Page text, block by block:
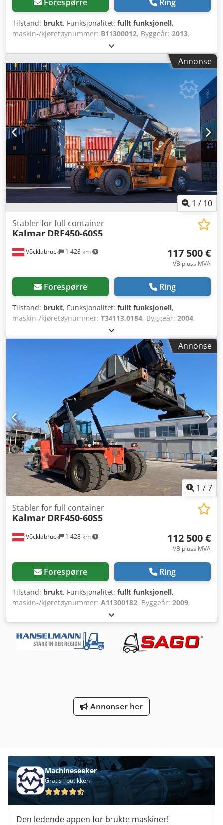
Forespørre Ring
Tilstand: brukt, Funksjonalitet: fullt funksjonell,
maskin-/kjøretøynummer: B11300012, Byggeår: 2013,
, lastekapasitet:
15 000 mm, drivstofftype:diesel, effekt:256 kW (348,06
hk), egenvekt:67 740 kg, drivtype:Diesel, Fullcontainer
Reachstacker Chassisnummer: B11300012 Girkasse: ZF
5WG261 Tilstand: Klar til bruk og fullt funksjonell Teknisk
tilstand: god Fordekk type: Luft Djdpfx Aszkczieqweck
Bakdekk type: Luft Beskrivelse: NYE DEKK !!! NEW TIRES !!!
Annonse
1 / 10
Vöcklabruck 1 428 km
Stabler for full container
Kalmar DRF450-60S5
117 500 €
VB pluss MVA
Forespørre Ring
Tilstand: brukt, Funksjonalitet: fullt funksjonell,
maskin-/kjøretøynummer: T34113.0184, Byggeår: 2004,
, lastekapasitet:
15 000 mm, drivstofftype:diesel, egenvekt:68 050 kg,
, Fullcontainer reachstacker
Understellingsnummer: T34113.0184 Girkasse: Dana
TE32418 Tilstand: Klar til bruk og fullt funksjonell Teknisk
tilstand: god Dekk foran, type: Luft Dekk bak, type: Luft
Dcodszkczcepfx Aqwek Beskrivelse:
Annonse
1 /7
Vöcklabruck 1 428 km
Stabler for full container
Kalmar DRF450-60S5
112 500 €
VB pluss MVA
Forespørre Ring
Tilstand: brukt, Funksjonalitet: fullt funksjonell,
maskin-/kjøretøynummer: A11300182, Byggeår: 2009,
, lastekapasitet:
15 100 mm, drivstofftype:diesel, egenvekt:67 900 kg,
drivtype:Diesel, Full container reachstacker Chassis
number: A11300182 Transmission: Dana TE32 Condition:
Operational and fully functional Technical condition: Good
Annonser her
Machineseeker
Gratis i butikken
Den ledende appen for brukte maskiner!